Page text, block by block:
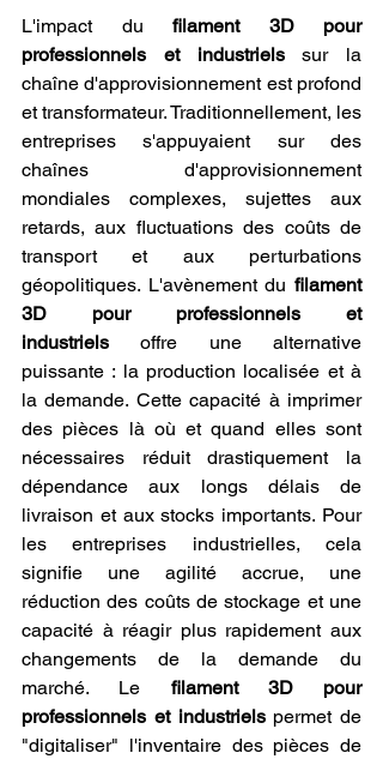
L'impact du filament 3D pour
professionnels et industriels sur la
chaîne d'approvisionnement est profond
et transformateur. Traditionnellement, les
entreprises s'appuyaient sur des
chaînes d'approvisionnement
mondiales complexes, sujettes aux
retards, aux fluctuations des coûts de
transport et aux perturbations
géopolitiques. L'avènement du filament
3D pour professionnels et
industriels offre une alternative
puissante : la production localisée et à
la demande. Cette capacité à imprimer
des pièces là où et quand elles sont
nécessaires réduit drastiquement la
dépendance aux longs délais de
livraison et aux stocks importants. Pour
les entreprises industrielles, cela
signifie une agilité accrue, une
réduction des coûts de stockage et une
capacité à réagir plus rapidement aux
changements de la demande du
marché. Le filament 3D pour
professionnels et industriels permet de
"digitaliser" l'inventaire des pièces de